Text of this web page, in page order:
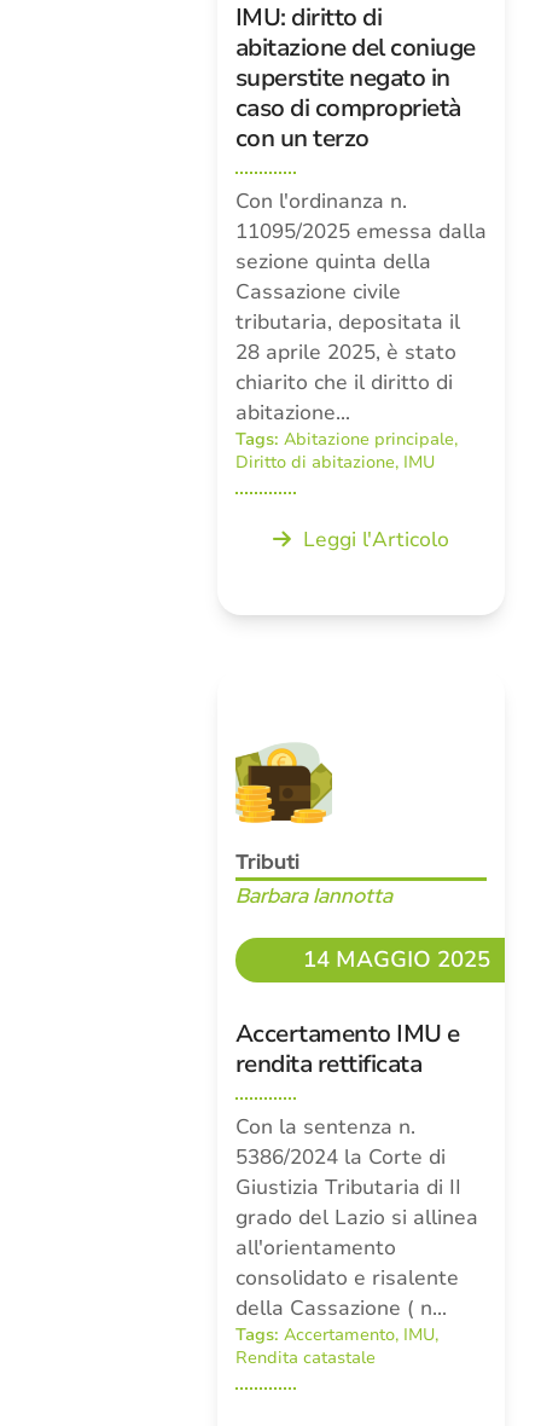
IMU: diritto di
abitazione del coniuge
superstite negato in
caso di comproprietà
con un terzo
Con l'ordinanza n.
11095/2025 emessa dalla
sezione quinta della
Cassazione civile
tributaria, depositata il
28 aprile 2025, è stato
chiarito che il diritto di
abitazione…
Tags: Abitazione principale,
Diritto di abitazione, IMU
Leggi l'Articolo
Tributi
Barbara Iannotta
14 MAGGIO 2025
Accertamento IMU e
rendita rettificata
Con la sentenza n.
5386/2024 la Corte di
Giustizia Tributaria di II
grado del Lazio si allinea
all'orientamento
consolidato e risalente
della Cassazione ( n…
Tags: Accertamento, IMU,
Rendita catastale